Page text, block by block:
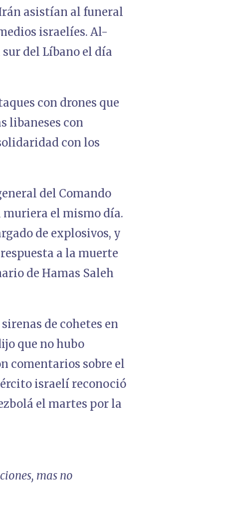
asistían al funeral
israelíes. Al-
del Líbano el día
con drones que
libaneses con
con los
del Comando
muriera el mismo día.
de explosivos, y
a la muerte
de Hamas Saleh
de cohetes en
que no hubo
comentarios sobre el
israelí reconoció
el martes por la
mas no